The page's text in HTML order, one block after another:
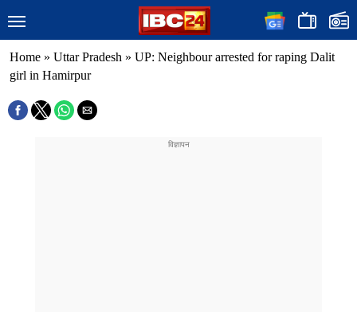
Home » Uttar Pradesh » UP: Neighbour arrested for raping Dalit
girl in Hamirpur